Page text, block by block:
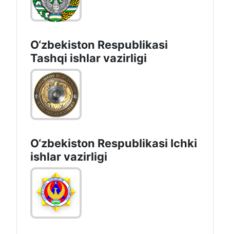
O‘zbеkistоn Rеspublikаsi
Tashqi ishlаr vаzirligi
O‘zbеkiston Rеspublikаsi Ichki
ishlаr vаzirligi